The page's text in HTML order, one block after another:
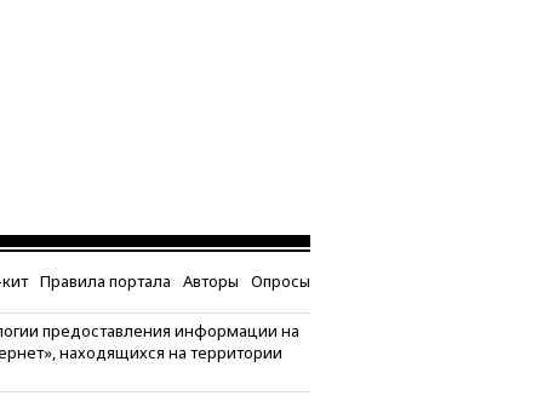
Правила портала Авторы Опросы
предоставления информации на
находящихся на территории